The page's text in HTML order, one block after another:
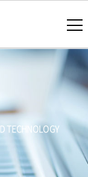
TECHNOLOGY